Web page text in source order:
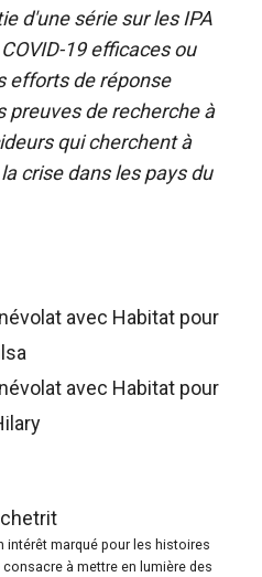
d'une série sur les IPA
19 efficacesou
efforts de réponse
de recherche à
qui cherchent à
crise dans les pays du
avec Habitat pour
avec Habitat pour
intérêt marqué pour les histoires
consacre à mettre en lumière des